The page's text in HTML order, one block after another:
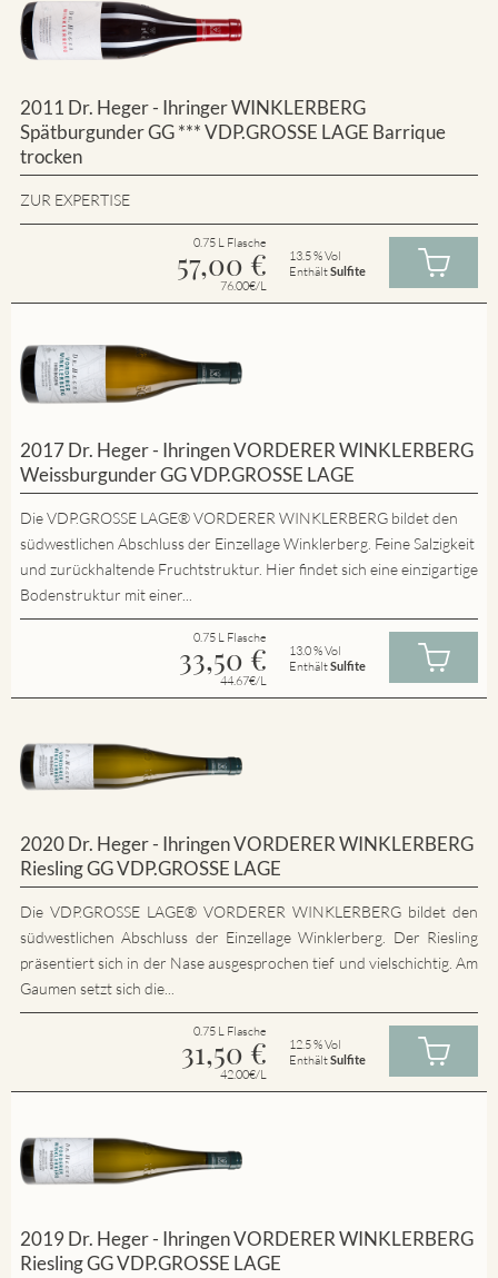
2011 Dr. Heger - Ihringer WINKLERBERG
Spätburgunder GG *** VDP.GROSSE LAGE Barrique
trocken
ZUR EXPERTISE
0.75 L Flasche
57,00 €
76.00€/L
13.5 % Vol
EnthältSulfite
2017 Dr. Heger - Ihringen VORDERER WINKLERBERG
Weissburgunder GG VDP.GROSSE LAGE
Die VDP.GROSSE LAGE® VORDERER WINKLERBERG bildet den
südwestlichen Abschluss der Einzellage Winklerberg. Feine Salzigkeit
und zurückhaltende Fruchtstruktur. Hier findet sich eine einzigartige
Bodenstruktur mit einer...
0.75 L Flasche
33,50 €
44.67€/L
13.0 % Vol
EnthältSulfite
2020 Dr. Heger - Ihringen VORDERER WINKLERBERG
Riesling GG VDP.GROSSE LAGE
Die VDP.GROSSE LAGE® VORDERER WINKLERBERG bildet den
südwestlichen Abschluss der Einzellage Winklerberg. Der Riesling
präsentiert sich in der Nase ausgesprochen tief und vielschichtig. Am
Gaumen setzt sich die...
0.75 L Flasche
31,50 €
42.00€/L
12.5 % Vol
EnthältSulfite
2019 Dr. Heger - Ihringen VORDERER WINKLERBERG
Riesling GG VDP.GROSSE LAGE